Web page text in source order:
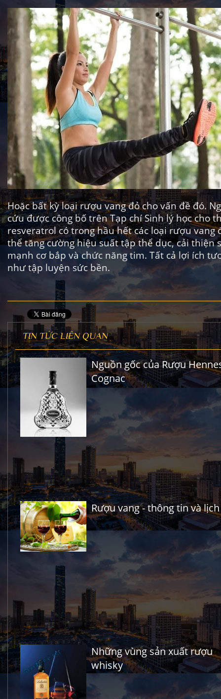
Hoặc bất kỳ loại rượu vang đỏ cho vấn đề đó.
cứu được công bố trênTạp chí Sinh lý học cho
resveratrol có trong hầu hết các loại rượu vang
thể tăng cường hiệu suất tập thể dục, cải thiện
mạnh cơ bắp và chức năng tim. Tất cả lợi ích
như tập luyện sức bền.
TIN TỨC LIÊN QUAN
Nguồn gốc của Rượu
Cognac
Rượu vang - thông tin và
Những vùng sản xuất rượu
whisky